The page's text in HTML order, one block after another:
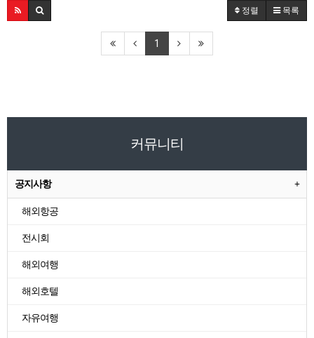
정렬 목록
1
커뮤니티
공지사항
해외항공
전시회
해외여행
해외호텔
자유여행